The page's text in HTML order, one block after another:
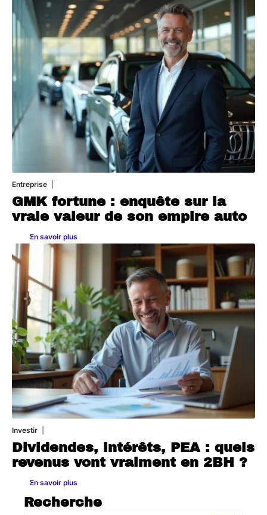
Entreprise
GMK fortune : enquête sur la
vraie valeur de son empire auto
En savoir plus
Investir
Dividendes, intérêts, PEA : quels
revenus vont vraiment en 2BH ?
En savoir plus
Recherche